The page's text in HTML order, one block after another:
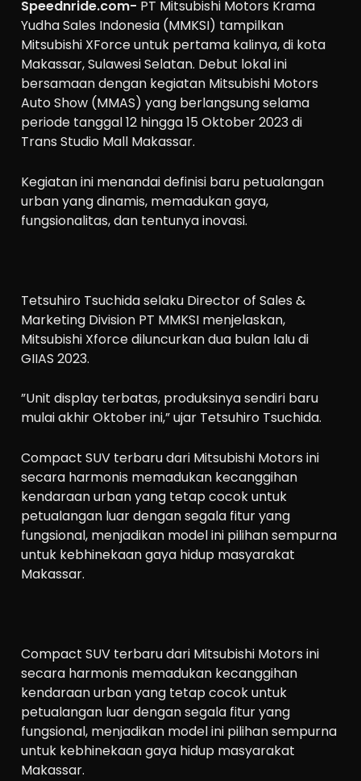
Speednride.com- PT Mitsubishi Motors Krama
Yudha Sales Indonesia (MMKSI) tampilkan
Mitsubishi XForce untuk pertama kalinya, di kota
Makassar, Sulawesi Selatan. Debut lokal ini
bersamaan dengan kegiatan Mitsubishi Motors
Auto Show (MMAS) yang berlangsung selama
periode tanggal 12 hingga 15 Oktober 2023 di
Trans Studio Mall Makassar.
Kegiatan ini menandai definisi baru petualangan
urban yang dinamis, memadukan gaya,
fungsionalitas, dan tentunya inovasi.
Tetsuhiro Tsuchida selaku Director of Sales &
Marketing Division PT MMKSI menjelaskan,
Mitsubishi Xforce diluncurkan dua bulan lalu di
GIIAS 2023.
”Unit display terbatas, produksinya sendiri baru
mulai akhir Oktober ini,” ujar Tetsuhiro Tsuchida.
Compact SUV terbaru dari Mitsubishi Motors ini
secara harmonis memadukan kecanggihan
kendaraan urban yang tetap cocok untuk
petualangan luar dengan segala fitur yang
fungsional, menjadikan model ini pilihan sempurna
untuk kebhinekaan gaya hidup masyarakat
Makassar.
Compact SUV terbaru dari Mitsubishi Motors ini
secara harmonis memadukan kecanggihan
kendaraan urban yang tetap cocok untuk
petualangan luar dengan segala fitur yang
fungsional, menjadikan model ini pilihan sempurna
untuk kebhinekaan gaya hidup masyarakat
Makassar.